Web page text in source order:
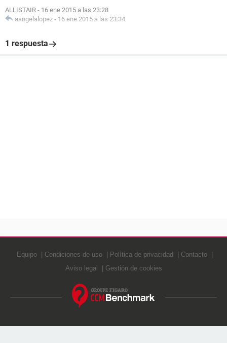
ALLISTAIR - 16 ene 2015 a las 23:28
aangelalopez - 16 ene 2015 a las 23:34
1 respuesta
Equipo Condiciones de uso Política de privacidad
Contacto
Aviso legal
Gestión de cookies